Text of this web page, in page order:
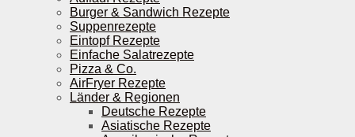
Burger & Sandwich Rezepte
Suppenrezepte
Eintopf Rezepte
Einfache Salatrezepte
Pizza & Co.
AirFryer Rezepte
Länder & Regionen
Deutsche Rezepte
Asiatische Rezepte